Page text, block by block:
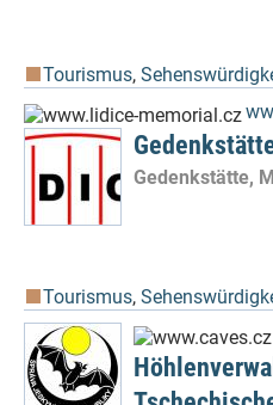
Tourismus,
Gedenkstätte,
Tourismus,